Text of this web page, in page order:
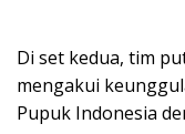
Di set kedua, tim
mengakui
Pupuk Indonesia